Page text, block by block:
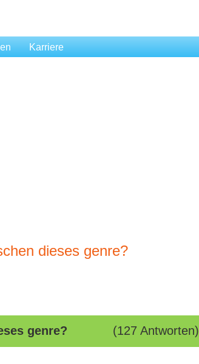
Karriere
dieses genre?
genre? (127 Antworten)